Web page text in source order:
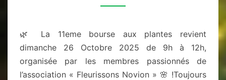
NOVION-
🌿 La 11eme bourse aux plantes revient
dimanche 26 Octobre 2025 de 9h à 12h,
organisée par les membres passionnés de
l’association « Fleurissons Novion » 🌸 !Toujours